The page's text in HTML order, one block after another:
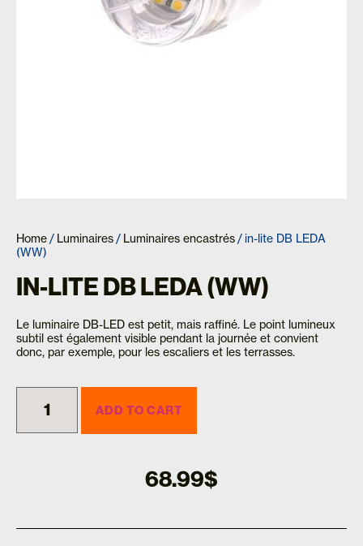
Home / Luminaires / Luminaires encastrés / in-lite DB LEDA
(WW)
IN-LITE DB LEDA (WW)
Le luminaire DB-LED est petit, mais raffiné. Le point lumineux
subtil est également visible pendant la journée et convient
donc, par exemple, pour les escaliers et les terrasses.
ADD TO CART
68.99$